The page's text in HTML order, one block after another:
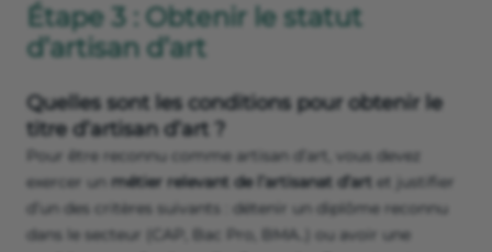
Étape 3 : Obtenir le statut
d’artisan d’art
Quelles sont les conditions pour obtenir le
titre d’artisan d’art ?
Pour être reconnu comme artisan d’art, vous devez
exercer un métier relevant de l’artisanat d’art et justifier
d’un des critères suivants : détenir un diplôme reconnu
dans le secteur (CAP, Bac Pro, BMA..) ou avoir une